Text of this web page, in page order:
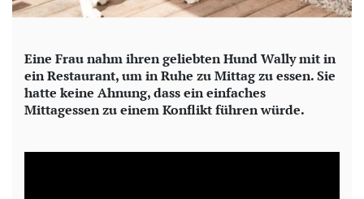
Eine Frau nahm ihren geliebten Hund Wally mit in
ein Restaurant, um in Ruhe zu Mittag zu essen. Sie
hatte keine Ahnung, dass ein einfaches
Mittagessen zu einem Konflikt führen würde.